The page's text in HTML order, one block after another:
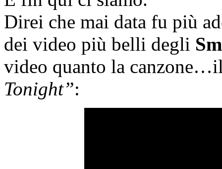
Direi che mai data fu più
dei video più belli degli
video quanto la
Tonight”: